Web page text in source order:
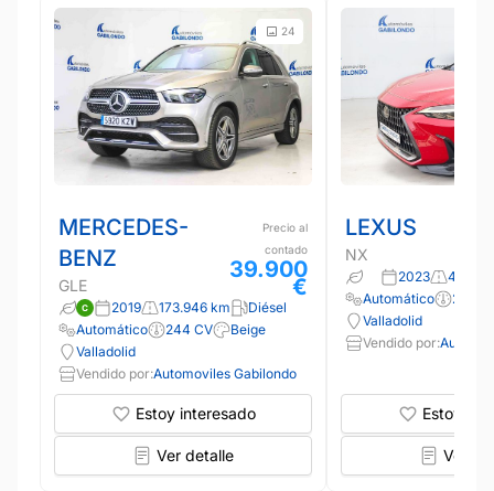
24
MERCEDES-
BENZ
GLE
Precio al
contado
39.900
€
2019 173.946 km
Diésel
Automático
244 CV
Beige
Valladolid
Vendido por:Automoviles Gabilondo
Estoy interesado
Ver detalle
LEXUS
NX
2023
46.865
Automático
242
Valladolid
Vendido por:
Estoy
Ver